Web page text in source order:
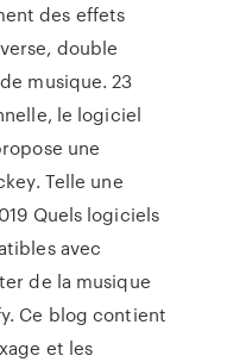
des effets
double
musique. 23
le logiciel
une
Telle une
Quels logiciels
avec
de la musique
Ce blog contient
et les